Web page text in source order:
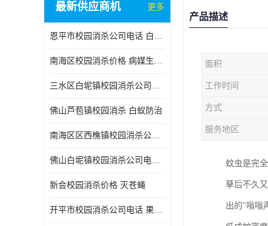
最新供应商机 更多
恩平市校园消杀公司电话 白蚁工程
南海区校园消杀价格 病媒生物防治
三水区白坭镇校园消杀公司电话 消杀记录表
佛山芦苞镇校园消杀 白蚁防治
南海区区西樵镇校园消杀公司 害虫防治
佛山白坭镇校园消杀公司电话 除四害
新会校园消杀价格 灭苍蝇
开平市校园消杀公司电话 果蝇防治
产品描述
面积
工作时间
方式
服务地区
蚊虫是完
孳后不久
出的"嗡嗡